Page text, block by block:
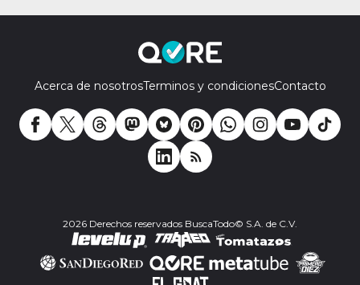
Acerca de nosotrosTerminos y condicionesContacto
2026 Derechos reservados BuscaTodo© S.A. de C.V.